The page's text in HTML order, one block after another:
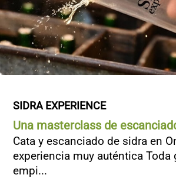
SIDRA EXPERIENCE
Una masterclass de
Cata y escanciado de sidra en
experiencia muy auténtica Toda
empi...